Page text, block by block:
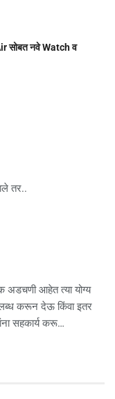
सोबत नवे Watch व
तर..
अडचणी आहेत त्या योग्य
करून देऊ किंवा इतर
सहकार्य करू…